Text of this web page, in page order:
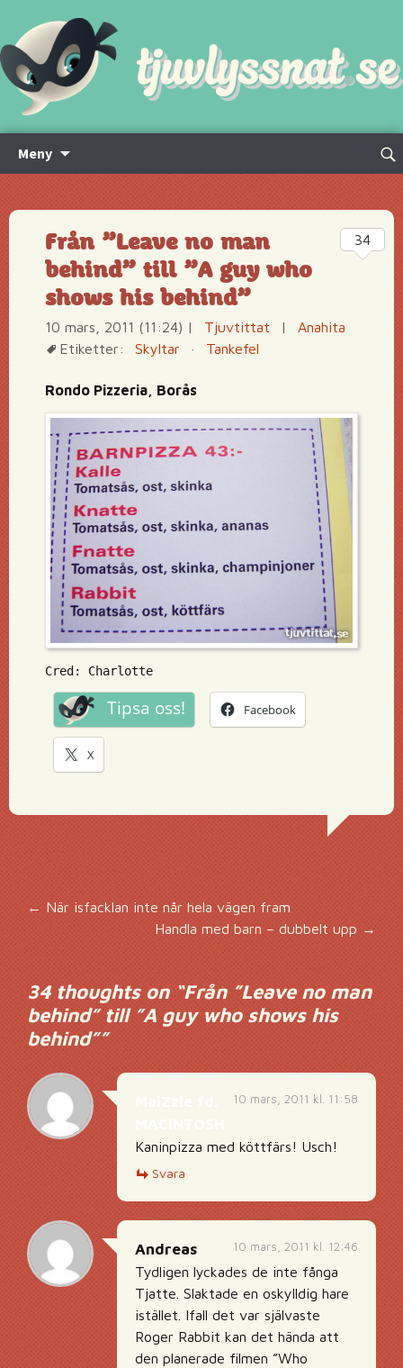
Meny
innehåll
Sök
Från ”Leave no man
behind” till ”A guy who
shows his behind”
10 mars, 2011 (11:24) | Tjuvtittat |
Anahita
Etiketter:
Skyltar · Tankefel
Rondo Pizzeria, Borås
Cred: Charlotte
Tipsa oss! Facebook
X
34
Inläggsnavigering
←När isfacklan inte når hela vägen fram
Handla med barn – dubbelt upp→
34 thoughts on “Från ”Leave no man
behind” till ”A guy who shows his
behind””
10 mars, 2011 kl. 11:58
Kaninpizza med köttfärs! Usch!
Svara
10 mars, 2011 kl. 12:46
Andreas
Tydligen lyckades de inte fånga
Tjatte. Slaktade en oskylldig hare
istället. Ifall det var självaste
Roger Rabbit kan det hända att
den planerade filmen ”Who